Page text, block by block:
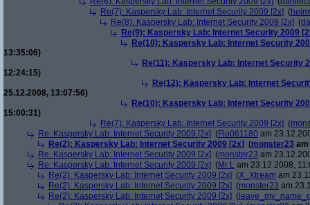
Re(7): Kaspersky Lab: Internet Security 2009 [2x] (
Re(8): Kaspersky Lab: Internet Security 2009 [2x] (
Re(9): Kaspersky Lab: Internet Security 2009
Re(10): Kaspersky Lab: Internet Security
13:35:06)
Re(11): Kaspersky Lab: Internet Security
12:24:15)
Re(12): Kaspersky Lab: Internet
25.12.2008, 13:07:56)
Re(10): Kaspersky Lab: Internet Security
15:00:31)
Re(7): Kaspersky Lab: Internet Security 2009 [2x] (
Re: Kaspersky Lab: Internet Security 2009 [2x] (Flo061180 am
Re(2): Kaspersky Lab: Internet Security 2009 [2x] (monster23 am
Re: Kaspersky Lab: Internet Security 2009 [2x] (monster23 am
Re: Kaspersky Lab: Internet Security 2009 [2x] (Mr L am 23.12.2008,
Re(2): Kaspersky Lab: Internet Security 2009 [2x] (X_Xtream am
Re(2): Kaspersky Lab: Internet Security 2009 [2x] (monster23 am
Re(2): Kaspersky Lab: Internet Security 2009 [2x] (